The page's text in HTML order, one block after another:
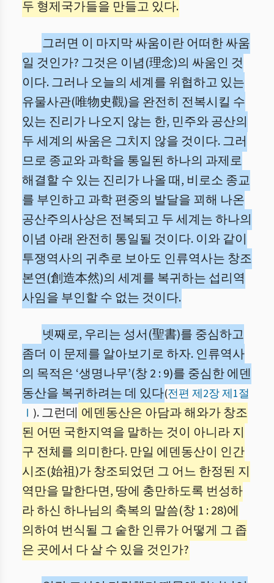
두 형제국가들을 만들고 있다.
그러면 이 마지막 싸움이란 어떠한 싸움
일 것인가? 그것은 이념(理念)의 싸움인 것
이다. 그러나 오늘의 세계를 위협하고 있는
유물사관(唯物史觀)을 완전히 전복시킬 수
있는 진리가 나오지 않는 한, 민주와 공산의
두 세계의 싸움은 그치지 않을 것이다. 그러
므로 종교와 과학을 통일된 하나의 과제로
해결할 수 있는 진리가 나올 때, 비로소 종교
를 부인하고 과학 편중의 발달을 꾀해 나온
공산주의사상은 전복되고 두 세계는 하나의
이념 아래 완전히 통일될 것이다. 이와 같이
투쟁역사의 귀추로 보아도 인류역사는 창조
본연(創造本然)의 세계를 복귀하는 섭리역
사임을 부인할 수 없는 것이다.
넷째로, 우리는 성서(聖書)를 중심하고
좀더 이 문제를 알아보기로 하자. 인류역사
의 목적은 ‘생명나무’(창 2 : 9)를 중심한 에덴
동산을 복귀하려는 데 있다(전편 제2장 제1절
Ⅰ ). 그런데 에덴동산은 아담과 해와가 창조
된 어떤 국한지역을 말하는 것이 아니라 지
구 전체를 의미한다. 만일 에덴동산이 인간
시조(始祖)가 창조되었던 그 어느 한정된 지
역만을 말한다면, 땅에 충만하도록 번성하
라 하신 하나님의 축복의 말씀(창 1 : 28)에
의하여 번식될 그 숱한 인류가 어떻게 그 좁
은 곳에서 다 살 수 있을 것인가?